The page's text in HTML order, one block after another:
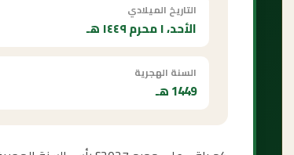
التاريخ الميلادي
الأحد، ١ محرم ١٤٤٩ هـ
السنة الهجرية
1449 هـ